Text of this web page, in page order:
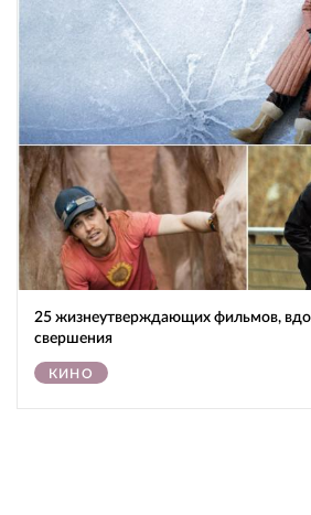
25 жизнеутверждающих фильмов,
свершения
КИНО